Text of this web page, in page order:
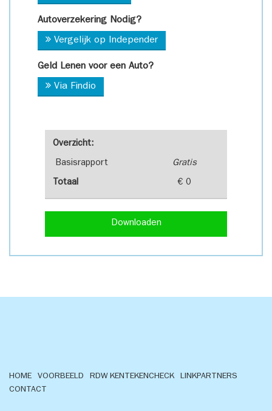
Overzicht:
Basisrapport Gratis
Totaal € 0
Downloaden
Autoverzekering Nodig?
Vergelijk op Independer
Geld Lenen voor een Auto?
Via Findio
HOME VOORBEELD RDW KENTEKENCHECK
LINKPARTNERS
CONTACT